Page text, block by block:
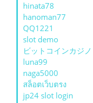
hinata78
hanoman77
QQ1221
slot demo
ビットコインカジノ
luna99
naga5000
สล็อตเว็บตรง
jp24 slot login